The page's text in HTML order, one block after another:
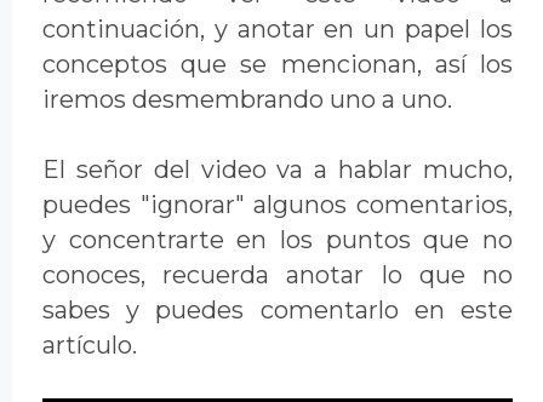
continuación, y anotar en un papel los
conceptos que se mencionan, así los
iremos desmembrando uno a uno.
El señor del video va a hablar mucho,
puedes "ignorar" algunos comentarios,
y concentrarte en los puntos que no
conoces, recuerda anotar lo que no
sabes y puedes comentarlo en este
artículo.